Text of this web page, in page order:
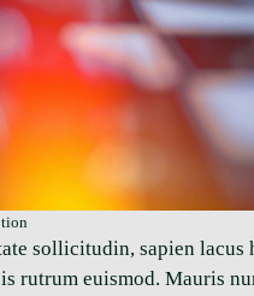
sollicitudin, sapien
euismod. Mauris